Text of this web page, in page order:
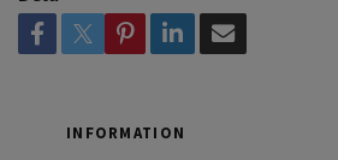
INFORMATION